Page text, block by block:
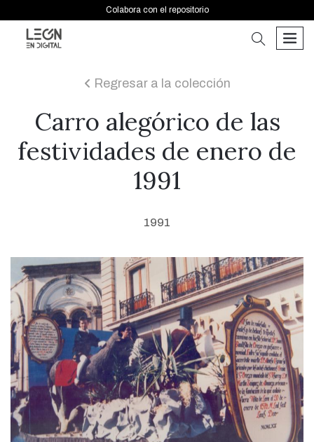
Colabora con el repositorio
buscar
icon
Regresar a la colección
Carro alegórico de las
festividades de enero de
1991
1991